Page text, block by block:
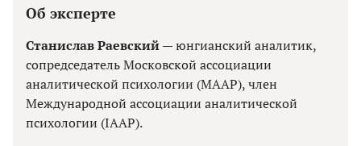
Об эксперте
Станислав Раевский— юнгианский аналитик,
сопредседатель Московской ассоциации
аналитической психологии (MAAP), член
Международной ассоциации аналитической
психологии (IAAP).